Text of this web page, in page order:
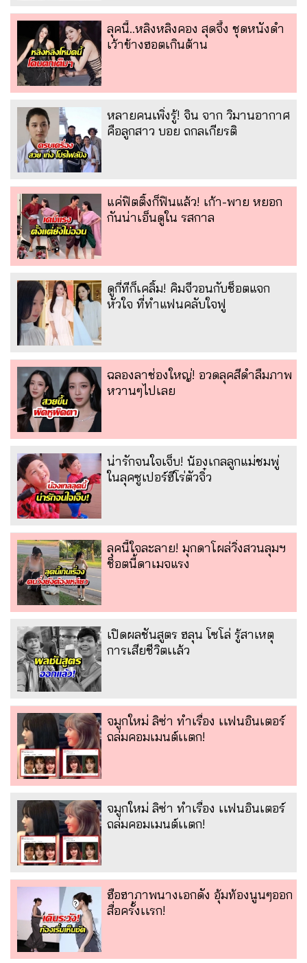
ลุคนี้..หลิงหลิงคอง สุดจึ้ง ชุดหนังดำ
เว้าข้างฮอตเกินต้าน
หลายคนเพิ่งรู้! จิน จาก วิมานอากาศ
คือลูกสาว บอย ถกลเกียรติ
แค่ฟิตติ้งก็ฟินแล้ว! เก้า-พาย หยอก
กันน่าเอ็นดูใน รสกาล
ดูกี่ทีก็เคลิ้ม! คิมจีวอนกับช็อตแจก
หัวใจ ที่ทำแฟนคลับใจฟู
ฉลองลาช่องใหญ่! อวดลุคสีดำลืมภาพ
หวานๆไปเลย
น่ารักจนใจเจ็บ! น้องเกลลูกแม่ชมพู่
ในลุคซูเปอร์ฮีโร่ตัวจิ๋ว
ลุคนี้ใจละลาย! มุกดาโผล่วิ่งสวนลุมฯ
ช็อตนี้ดาเมจแรง
เปิดผลชันสูตร ฮลุน โซโล่ รู้สาเหตุ
การเสียชีวิตเเล้ว
จมูกใหม่ ลิซ่า ทำเรื่อง เเฟนอินเตอร์
ถล่มคอมเมนต์เเตก!
จมูกใหม่ ลิซ่า ทำเรื่อง เเฟนอินเตอร์
ถล่มคอมเมนต์เเตก!
ฮือฮาภาพนางเอกดัง อุ้มท้องนูนๆออก
สื่อครั้งเเรก!